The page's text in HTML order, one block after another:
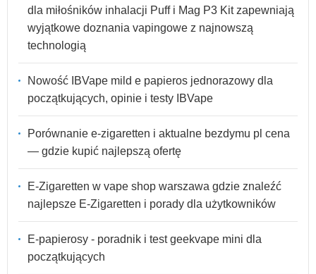
dla miłośników inhalacji Puff i Mag P3 Kit zapewniają
wyjątkowe doznania vapingowe z najnowszą
technologią
Nowość IBVape mild e papieros jednorazowy dla
początkujących, opinie i testy IBVape
Porównanie e-zigaretten i aktualne bezdymu pl cena
— gdzie kupić najlepszą ofertę
E-Zigaretten w vape shop warszawa gdzie znaleźć
najlepsze E-Zigaretten i porady dla użytkowników
E-papierosy - poradnik i test geekvape mini dla
początkujących